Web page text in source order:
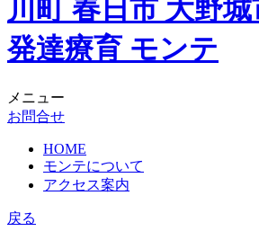
メニュー
お問合せ
HOME
モンテについて
アクセス案内
戻る